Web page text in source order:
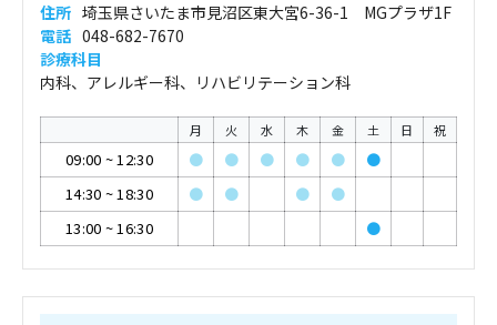
住所 埼玉県さいたま市見沼区東大宮6-36-1 MGプラザ1F
電話 048-682-7670
診療科目
内科、アレルギー科、リハビリテーション科
月 火 水 木 金 土 日 祝
09:00 ~12:30 ● ● ● ● ●
●
14:30 ~18:30 ● ● ●
●
13:00 ~16:30 ●